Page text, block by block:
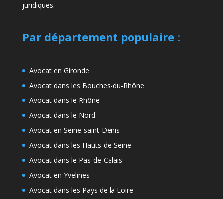
juridiques.
Par département populaire:
Avocat en Gironde
Avocat dans les Bouches-du-Rhône
Avocat dans le Rhône
Avocat dans le Nord
Avocat en Seine-saint-Denis
Avocat dans les Hauts-de-Seine
Avocat dans le Pas-de-Calais
Avocat en Yvelines
Avocat dans les Pays de la Loire